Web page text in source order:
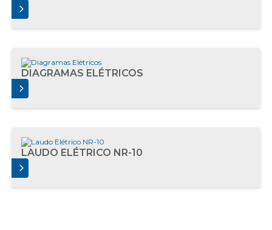
DIAGRAMAS ELÉTRICOS
LAUDO ELÉTRICO NR-10